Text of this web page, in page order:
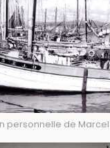
personnelle de